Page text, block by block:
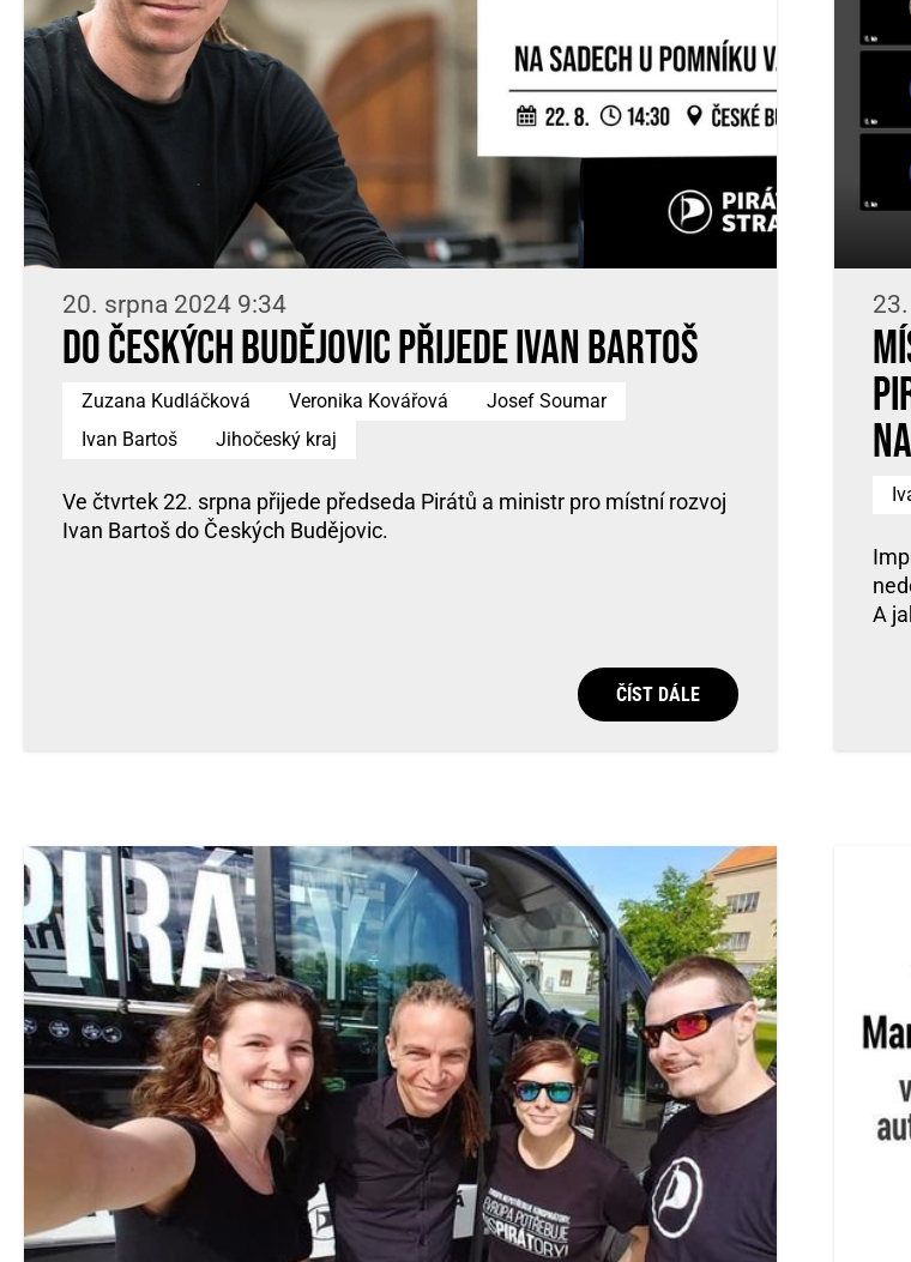
20. srpna 2024 9:34
Do Českých Budějovic přijede Ivan Bartoš
Zuzana Kudláčková Veronika Kovářová
Josef Soumar
Ivan Bartoš
Jihočeský kraj
Ve čtvrtek 22. srpna přijede předseda Pirátů a ministr pro místní rozvoj
Ivan Bartoš do Českých Budějovic.
ČÍST DÁLE
A